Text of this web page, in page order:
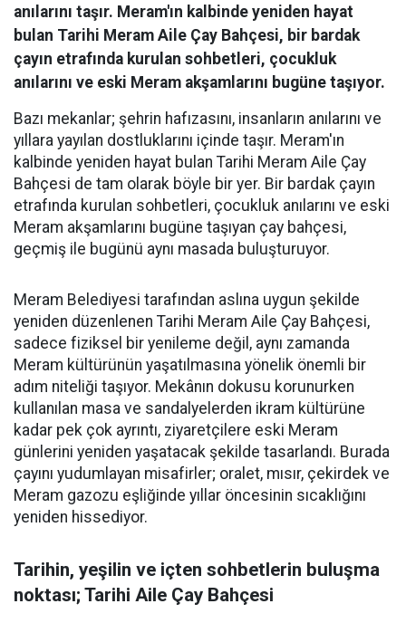
anılarını taşır. Meram'ın kalbinde yeniden hayat
bulan Tarihi Meram Aile Çay Bahçesi, bir bardak
çayın etrafında kurulan sohbetleri, çocukluk
anılarını ve eski Meram akşamlarını bugüne taşıyor.
Bazı mekanlar; şehrin hafızasını, insanların anılarını ve
yıllara yayılan dostluklarını içinde taşır. Meram'ın
kalbinde yeniden hayat bulan Tarihi Meram Aile Çay
Bahçesi de tam olarak böyle bir yer. Bir bardak çayın
etrafında kurulan sohbetleri, çocukluk anılarını ve eski
Meram akşamlarını bugüne taşıyan çay bahçesi,
geçmiş ile bugünü aynı masada buluşturuyor.
Meram Belediyesi tarafından aslına uygun şekilde
yeniden düzenlenen Tarihi Meram Aile Çay Bahçesi,
sadece fiziksel bir yenileme değil, aynı zamanda
Meram kültürünün yaşatılmasına yönelik önemli bir
adım niteliği taşıyor. Mekânın dokusu korunurken
kullanılan masa ve sandalyelerden ikram kültürüne
kadar pek çok ayrıntı, ziyaretçilere eski Meram
günlerini yeniden yaşatacak şekilde tasarlandı. Burada
çayını yudumlayan misafirler; oralet, mısır, çekirdek ve
Meram gazozu eşliğinde yıllar öncesinin sıcaklığını
yeniden hissediyor.
Tarihin, yeşilin ve içten sohbetlerin buluşma
noktası; Tarihi Aile Çay Bahçesi